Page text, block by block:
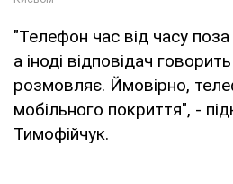
"Телефон час від часу
а іноді відповідач
розмовляє. Ймовірно,
мобільного покриття", -
Тимофійчук.